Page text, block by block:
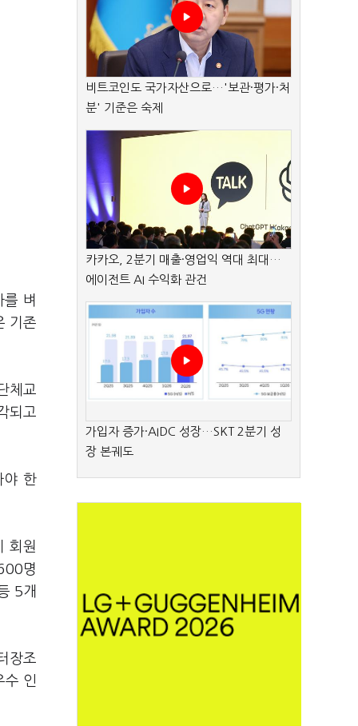
벼
기존
체교
되고
야 한
회원
명
5개
장조
수 인
비트코인도 국가자산으로…'보관·평가·처
분' 기준은 숙제
카카오, 2분기 매출·영업익 역대 최대…
에이전트 AI 수익화 관건
가입자 증가·AIDC 성장…SKT 2분기 성
장 본궤도